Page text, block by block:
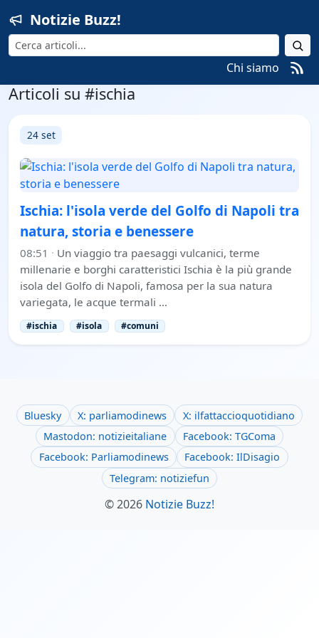
Notizie Buzz!
Cerca
Chi siamo
Articoli su #ischia
24 set
Ischia: l'isola verde del Golfo di Napoli tra
natura, storia e benessere
08:51 · Un viaggio tra paesaggi vulcanici, terme
millenarie e borghi caratteristici Ischia è la più grande
isola del Golfo di Napoli, famosa per la sua natura
variegata, le acque termali …
#ischia #isola #comuni
Bluesky X: parliamodinews
X: ilfattaccioquotidiano
Mastodon: notizieitaliane
Facebook: TGComa
Facebook: Parliamodinews
Facebook: IlDisagio
Telegram: notiziefun
© 2026 Notizie Buzz!